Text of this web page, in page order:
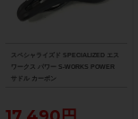
スペシャライズド SPECIALIZED エス
ワークス パワー S-WORKS POWER
サドル カーボン